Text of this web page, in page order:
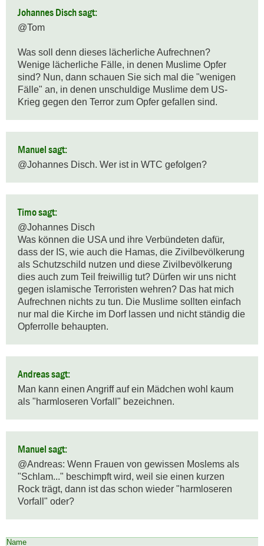
Johannes Disch sagt:
@Tom
Was soll denn dieses lächerliche Aufrechnen?
Wenige lächerliche Fälle, in denen Muslime Opfer
sind? Nun, dann schauen Sie sich mal die "wenigen
Fälle" an, in denen unschuldige Muslime dem US-
Krieg gegen den Terror zum Opfer gefallen sind.
Manuel sagt:
@Johannes Disch. Wer ist in WTC gefolgen?
Timo sagt:
@Johannes Disch
Was können die USA und ihre Verbündeten dafür,
dass der IS, wie auch die Hamas, die Zivilbevölkerung
als Schutzschild nutzen und diese Zivilbevölkerung
dies auch zum Teil freiwillig tut? Dürfen wir uns nicht
gegen islamische Terroristen wehren? Das hat mich
Aufrechnen nichts zu tun. Die Muslime sollten einfach
nur mal die Kirche im Dorf lassen und nicht ständig die
Opferrolle behaupten.
Andreas sagt:
Man kann einen Angriff auf ein Mädchen wohl kaum
als "harmloseren Vorfall" bezeichnen.
Manuel sagt:
@Andreas: Wenn Frauen von gewissen Moslems als
"Schlam..." beschimpft wird, weil sie einen kurzen
Rock trägt, dann ist das schon wieder "harmloseren
Vorfall" oder?